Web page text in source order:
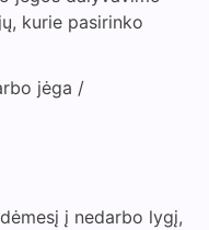
kurie pasirinko
jėga /
į nedarbo lygį,